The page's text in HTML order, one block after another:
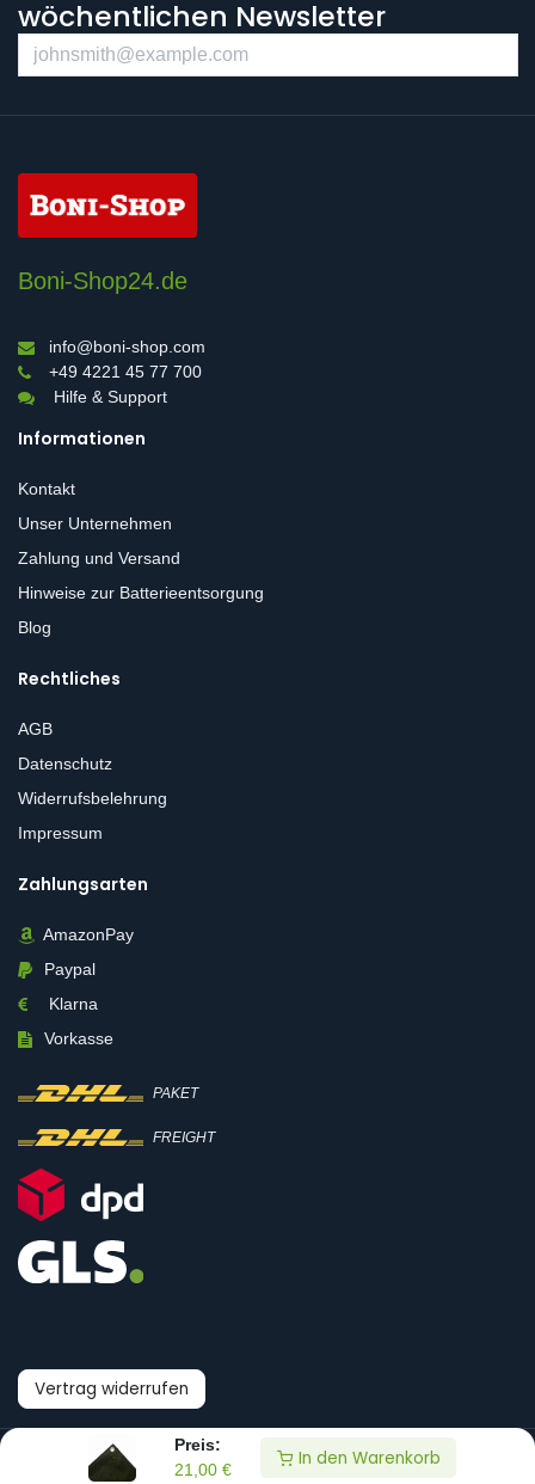
Preis:
21,00€
In den Warenkorb
wöchentlichen Newsletter
Boni-Shop24.de
info@boni-shop.com
+49 4221 45 77 700
Hilfe & Support
Informationen
Kontakt
Unser Unternehmen
Zahlung und Versand
Hinweise zur Batterieentsorgung
Blog
Rechtliches
AGB
Datenschutz
Widerrufsbelehrung
Impressum
Zahlungsarten
AmazonPay
Paypal
Klarna
Vorkasse
PAKET
FREIGHT
Vertrag widerrufen
© Boni-Shop GmbH